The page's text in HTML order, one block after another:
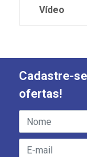
Vídeo
Cadastre-
ofertas!